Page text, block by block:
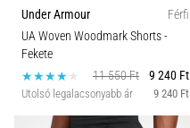
Under Armour
Férfi
UA Woven Woodmark Shorts-
Fekete
11 550 Ft
9 240 Ft
Utolsó legalacsonyabb ár 9 240 Ft